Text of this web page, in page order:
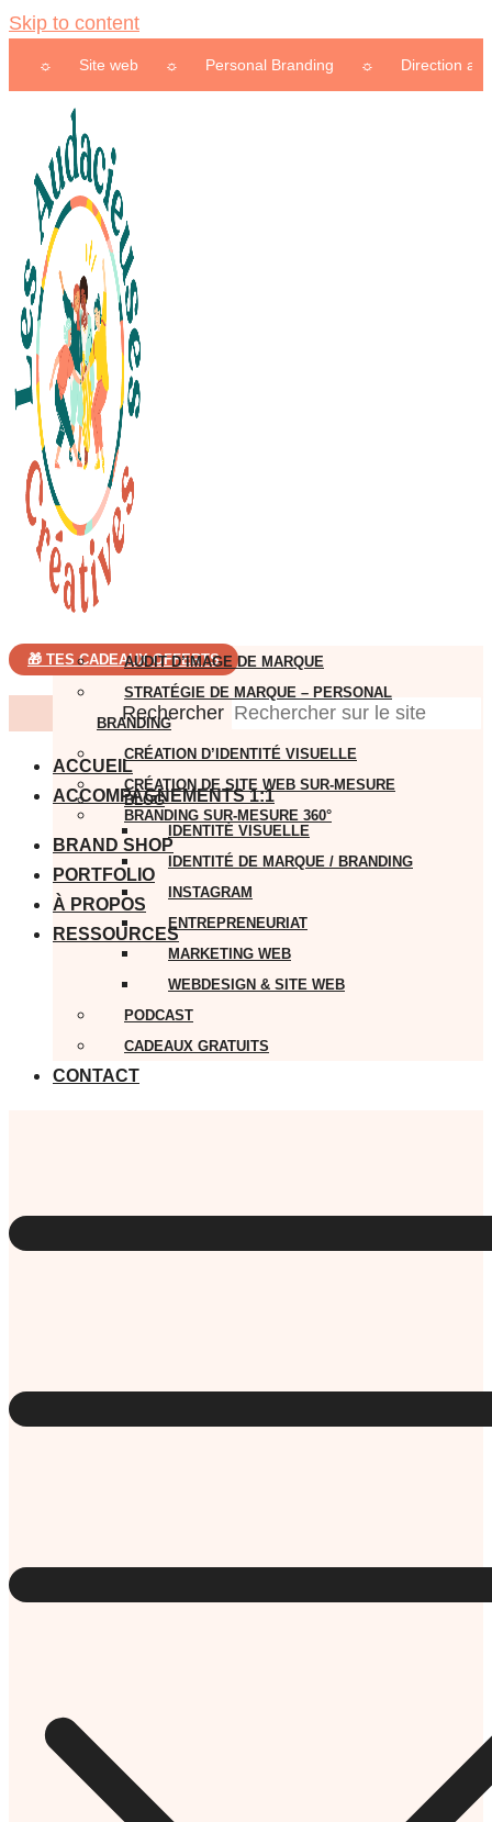
Skip to content
Site web ☼ Personal Branding ☼ Direction artistique
🎁 TES CADEAUX OFFERTS
Rechercher
ACCUEIL
ACCOMPAGNEMENTS 1:1
AUDIT D’IMAGE DE MARQUE
STRATÉGIE DE MARQUE – PERSONAL
BRANDING
CRÉATION D’IDENTITÉ VISUELLE
CRÉATION DE SITE WEB SUR-MESURE
BRANDING SUR-MESURE 360°
BRAND SHOP
PORTFOLIO
À PROPOS
RESSOURCES
BLOG
IDENTITÉ VISUELLE
IDENTITÉ DE MARQUE / BRANDING
INSTAGRAM
ENTREPRENEURIAT
MARKETING WEB
WEBDESIGN & SITE WEB
PODCAST
CADEAUX GRATUITS
CONTACT